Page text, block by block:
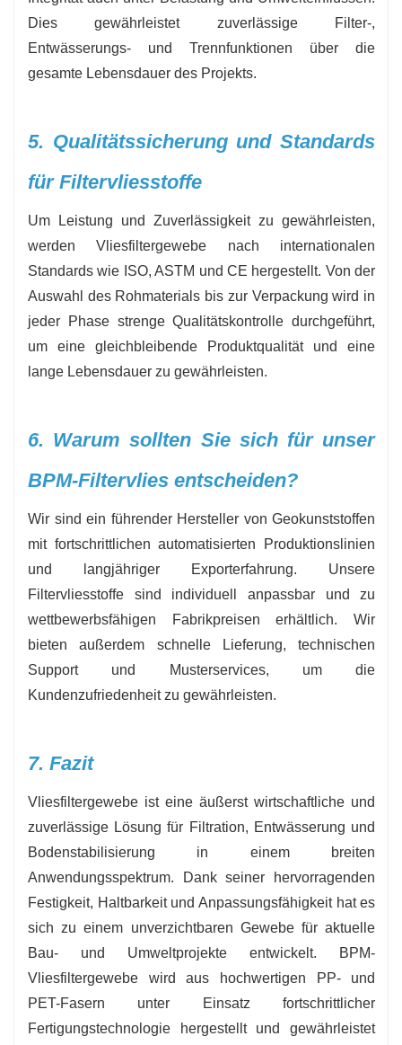
Dies gewährleistet zuverlässige Filter-,
Entwässerungs- und Trennfunktionen über die
gesamte Lebensdauer des Projekts.
5. Qualitätssicherung und Standards
für Filtervliesstoffe
Um Leistung und Zuverlässigkeit zu gewährleisten,
werden Vliesfiltergewebe nach internationalen
Standards wie ISO, ASTM und CE hergestellt. Von der
Auswahl des Rohmaterials bis zur Verpackung wird in
jeder Phase strenge Qualitätskontrolle durchgeführt,
um eine gleichbleibende Produktqualität und eine
lange Lebensdauer zu gewährleisten.
6. Warum sollten Sie sich für unser
BPM-Filtervlies entscheiden?
Wir sind ein führender Hersteller von Geokunststoffen
mit fortschrittlichen automatisierten Produktionslinien
und langjähriger Exporterfahrung. Unsere
Filtervliesstoffe sind individuell anpassbar und zu
wettbewerbsfähigen Fabrikpreisen erhältlich. Wir
bieten außerdem schnelle Lieferung, technischen
Support und Musterservices, um die
Kundenzufriedenheit zu gewährleisten.
7. Fazit
Vliesfiltergewebe ist eine äußerst wirtschaftliche und
zuverlässige Lösung für Filtration, Entwässerung und
Bodenstabilisierung in einem breiten
Anwendungsspektrum. Dank seiner hervorragenden
Festigkeit, Haltbarkeit und Anpassungsfähigkeit hat es
sich zu einem unverzichtbaren Gewebe für aktuelle
Bau- und Umweltprojekte entwickelt. BPM-
Vliesfiltergewebe wird aus hochwertigen PP- und
PET-Fasern unter Einsatz fortschrittlicher
Fertigungstechnologie hergestellt und gewährleistet